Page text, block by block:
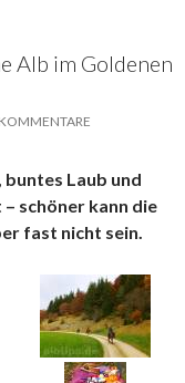
Alb im Goldenen
buntes Laub und
schöner kann die
fast nicht sein.